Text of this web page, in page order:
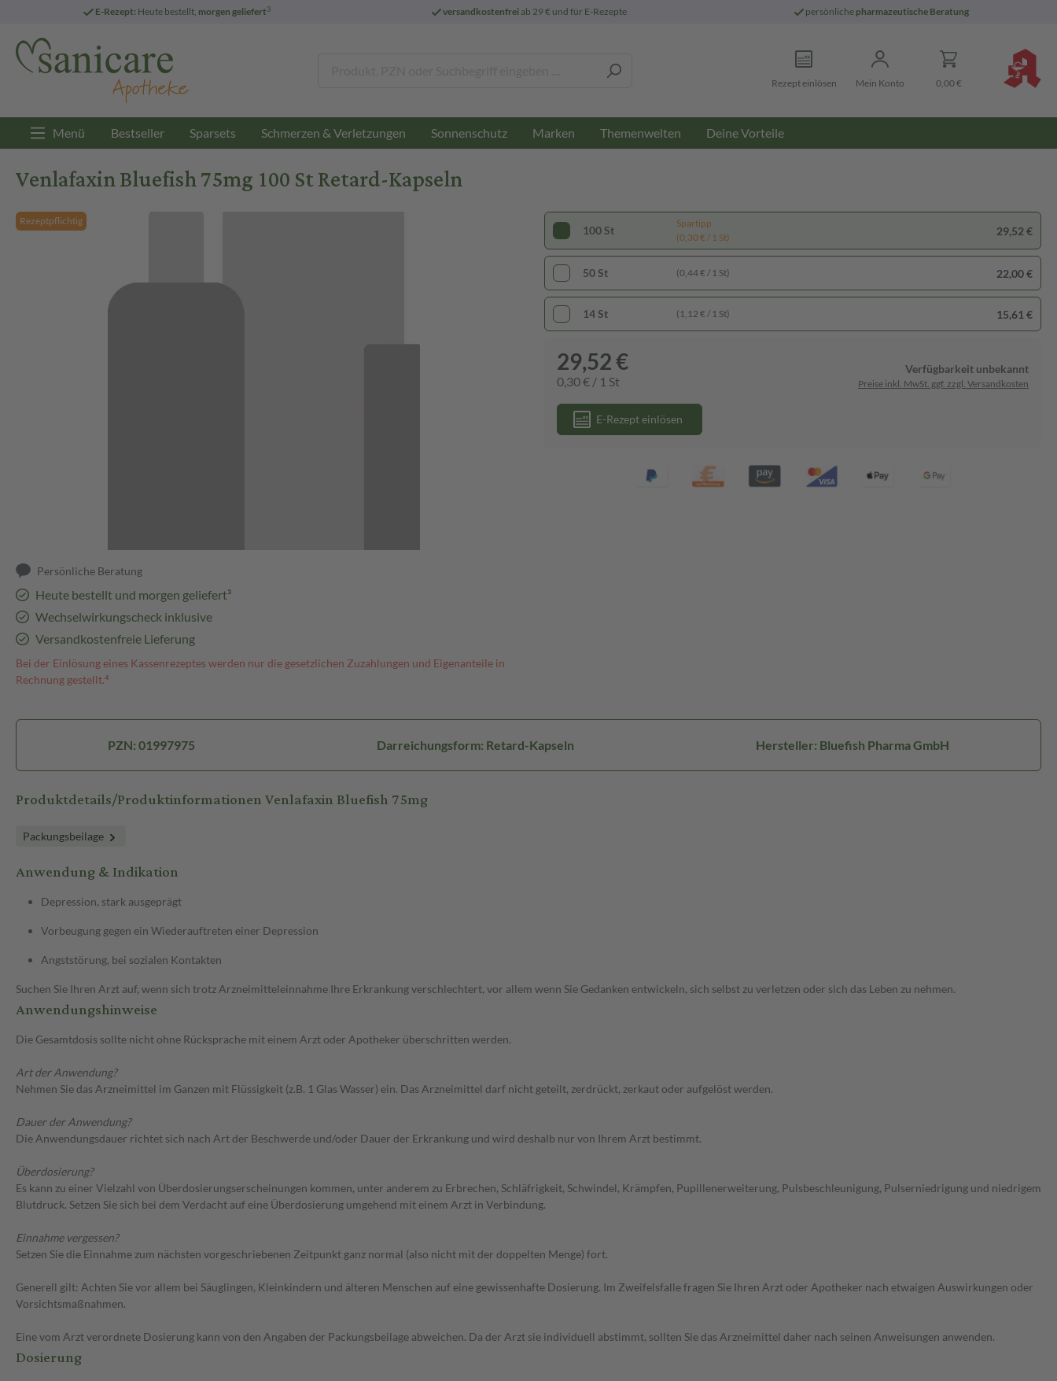
E-Rezept: Heute bestellt, morgen geliefert3 versandkostenfreiab 29 € und für E-Rezepte persönliche pharmazeutische Beratung
Rezept einlösen Mein Konto 0,00 €
Menü Bestseller Sparsets Schmerzen & Verletzungen Sonnenschutz Marken Themenwelten Deine Vorteile
Venlafaxin Bluefish 75mg 100 St Retard-Kapseln
Rezeptpflichtig
Persönliche Beratung
Heute bestellt und morgen geliefert³
Wechselwirkungscheck inklusive
Versandkostenfreie Lieferung
Bei der Einlösung eines Kassenrezeptes werden nur die gesetzlichen Zuzahlungen und Eigenanteile in
Rechnung gestellt.⁴
100 St
Spartipp
(0,30 € / 1 St)
29,52 €
50 St (0,44 € / 1 St) 22,00 €
14 St (1,12 € / 1 St) 15,61 €
29,52 €
0,30 € / 1 St
Verfügbarkeit unbekannt
Preise inkl. MwSt. ggf. zzgl. Versandkosten
E-Rezept einlösen
PZN: 01997975 Darreichungsform: Retard-Kapseln Hersteller: Bluefish Pharma GmbH
Produktdetails/Produktinformationen Venlafaxin Bluefish 75mg
Packungsbeilage
Anwendung & Indikation
Depression, stark ausgeprägt
Vorbeugung gegen ein Wiederauftreten einer Depression
Angststörung, bei sozialen Kontakten
Suchen Sie Ihren Arzt auf, wenn sich trotz Arzneimitteleinnahme Ihre Erkrankung verschlechtert, vor allem wenn Sie Gedanken entwickeln, sich selbst zu verletzen oder sich das Leben zu nehmen.
Anwendungshinweise
Die Gesamtdosis sollte nicht ohne Rücksprache mit einem Arzt oder Apotheker überschritten werden.
Art der Anwendung?
Nehmen Sie das Arzneimittel im Ganzen mit Flüssigkeit (z.B. 1 Glas Wasser) ein. Das Arzneimittel darf nicht geteilt, zerdrückt, zerkaut oder aufgelöst werden.
Dauer der Anwendung?
Die Anwendungsdauer richtet sich nach Art der Beschwerde und/oder Dauer der Erkrankung und wird deshalb nur von Ihrem Arzt bestimmt.
Überdosierung?
Es kann zu einer Vielzahl von Überdosierungserscheinungen kommen, unter anderem zu Erbrechen, Schläfrigkeit, Schwindel, Krämpfen, Pupillenerweiterung, Pulsbeschleunigung, Pulserniedrigung und niedrigem
Blutdruck. Setzen Sie sich bei dem Verdacht auf eine Überdosierung umgehend mit einem Arzt in Verbindung.
Einnahme vergessen?
Setzen Sie die Einnahme zum nächsten vorgeschriebenen Zeitpunkt ganz normal (also nicht mit der doppelten Menge) fort.
Generell gilt: Achten Sie vor allem bei Säuglingen, Kleinkindern und älteren Menschen auf eine gewissenhafte Dosierung. Im Zweifelsfalle fragen Sie Ihren Arzt oder Apotheker nach etwaigen Auswirkungen oder
Vorsichtsmaßnahmen.
Eine vom Arzt verordnete Dosierung kann von den Angaben der Packungsbeilage abweichen. Da der Arzt sie individuell abstimmt, sollten Sie das Arzneimittel daher nach seinen Anweisungen anwenden.
Dosierung